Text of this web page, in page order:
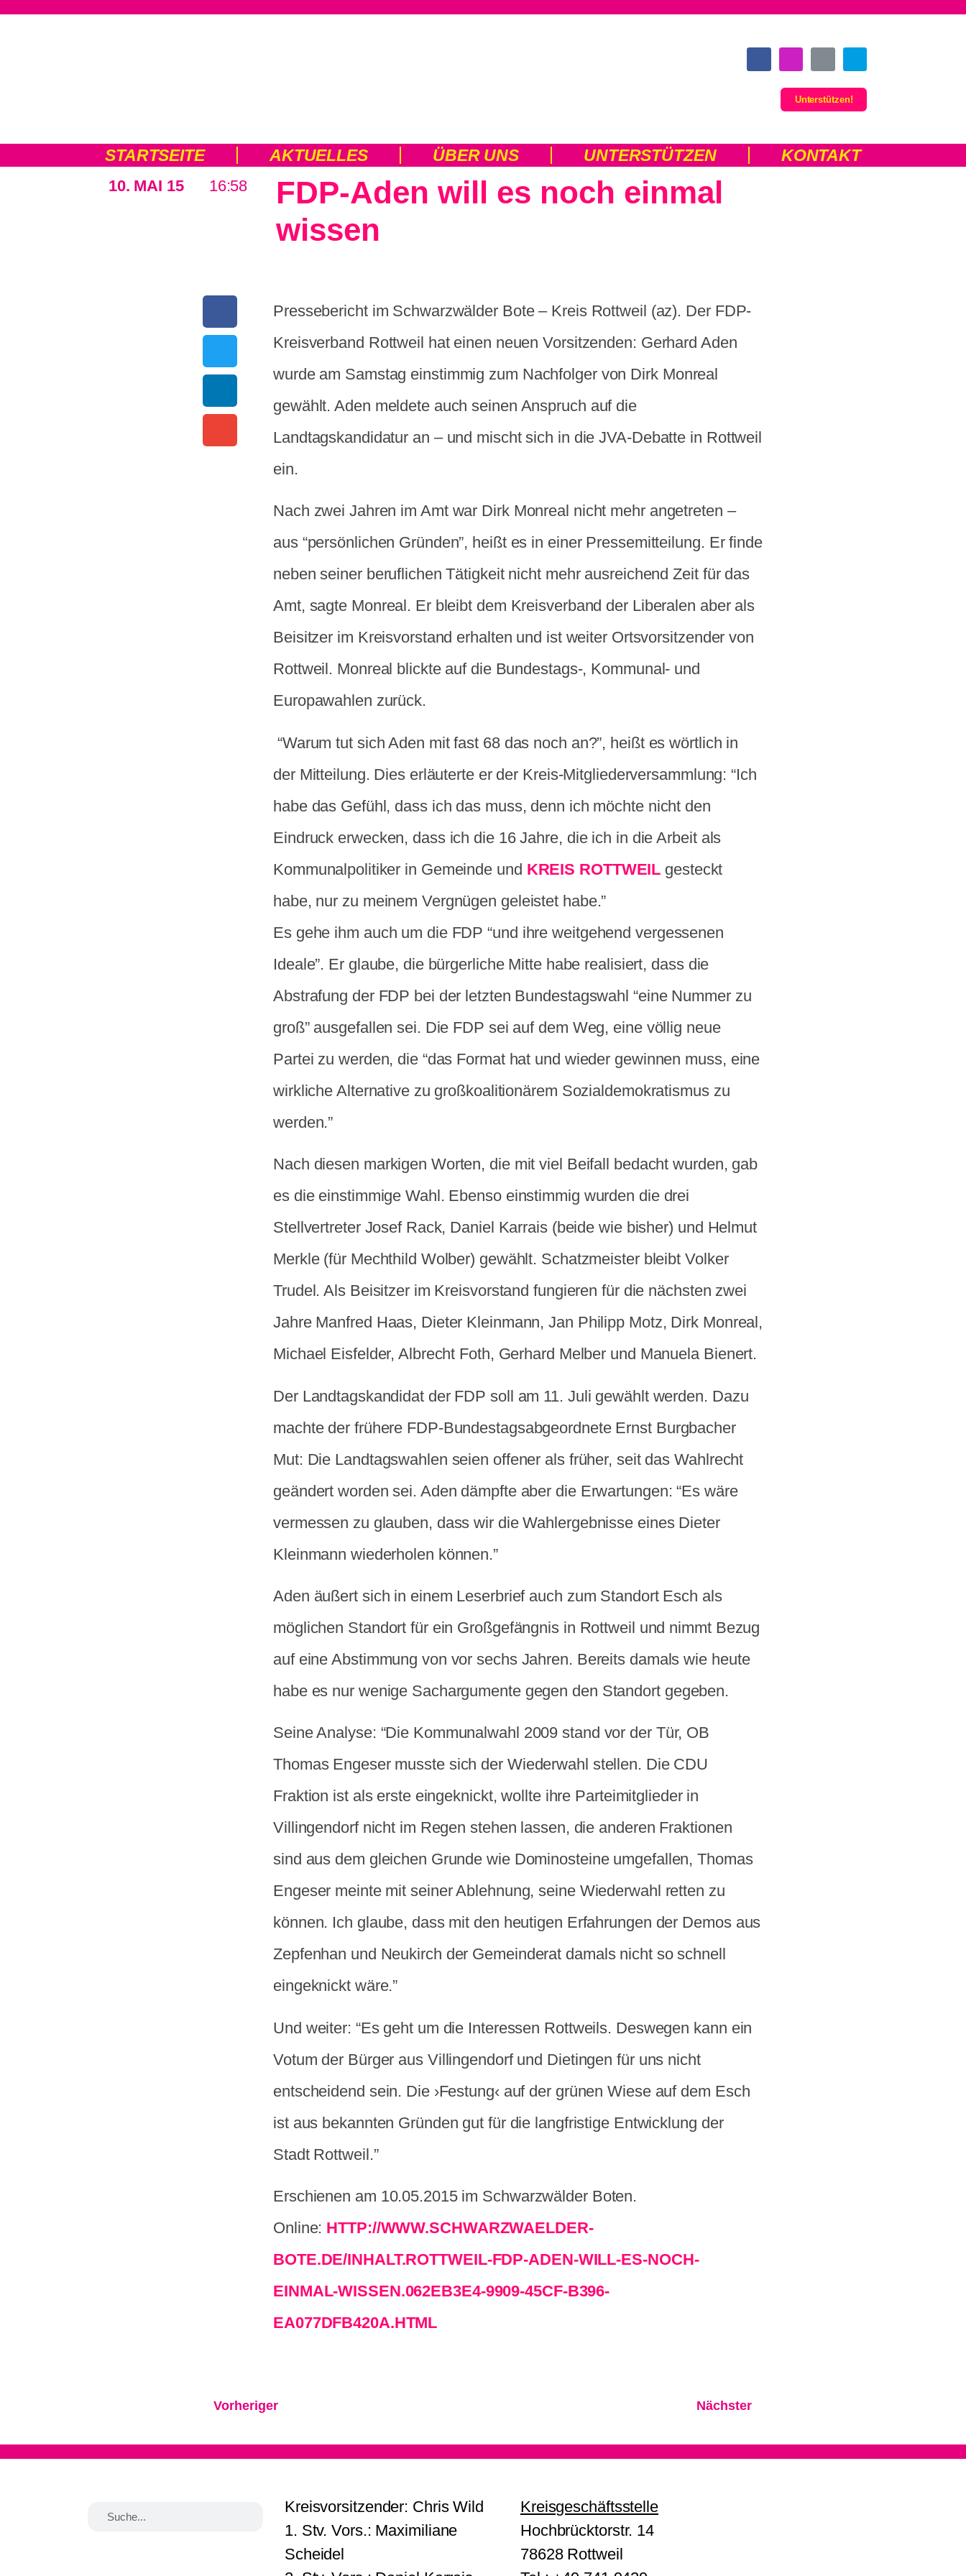
Unterstützen!
STARTSEITE AKTUELLES ÜBER UNS UNTERSTÜTZEN KONTAKT
10. MAI 15 16:58
FDP-Aden will es noch einmal
wissen
Pressebericht im Schwarzwälder Bote – Kreis Rottweil (az). Der FDP-
Kreisverband Rottweil hat einen neuen Vorsitzenden: Gerhard Aden
wurde am Samstag einstimmig zum Nachfolger von Dirk Monreal
gewählt. Aden meldete auch seinen Anspruch auf die
Landtagskandidatur an – und mischt sich in die JVA-Debatte in Rottweil
ein.
Nach zwei Jahren im Amt war Dirk Monreal nicht mehr angetreten –
aus “persönlichen Gründen”, heißt es in einer Pressemitteilung. Er finde
neben seiner beruflichen Tätigkeit nicht mehr ausreichend Zeit für das
Amt, sagte Monreal. Er bleibt dem Kreisverband der Liberalen aber als
Beisitzer im Kreisvorstand erhalten und ist weiter Ortsvorsitzender von
Rottweil. Monreal blickte auf die Bundestags-, Kommunal- und
Europawahlen zurück.
“Warum tut sich Aden mit fast 68 das noch an?”, heißt es wörtlich in
der Mitteilung. Dies erläuterte er der Kreis-Mitgliederversammlung: “Ich
habe das Gefühl, dass ich das muss, denn ich möchte nicht den
Eindruck erwecken, dass ich die 16 Jahre, die ich in die Arbeit als
Kommunalpolitiker in Gemeinde und KREIS ROTTWEIL gesteckt
habe, nur zu meinem Vergnügen geleistet habe.”
Es gehe ihm auch um die FDP “und ihre weitgehend vergessenen
Ideale”. Er glaube, die bürgerliche Mitte habe realisiert, dass die
Abstrafung der FDP bei der letzten Bundestagswahl “eine Nummer zu
groß” ausgefallen sei. Die FDP sei auf dem Weg, eine völlig neue
Partei zu werden, die “das Format hat und wieder gewinnen muss, eine
wirkliche Alternative zu großkoalitionärem Sozialdemokratismus zu
werden.”
Nach diesen markigen Worten, die mit viel Beifall bedacht wurden, gab
es die einstimmige Wahl. Ebenso einstimmig wurden die drei
Stellvertreter Josef Rack, Daniel Karrais (beide wie bisher) und Helmut
Merkle (für Mechthild Wolber) gewählt. Schatzmeister bleibt Volker
Trudel. Als Beisitzer im Kreisvorstand fungieren für die nächsten zwei
Jahre Manfred Haas, Dieter Kleinmann, Jan Philipp Motz, Dirk Monreal,
Michael Eisfelder, Albrecht Foth, Gerhard Melber und Manuela Bienert.
Der Landtagskandidat der FDP soll am 11. Juli gewählt werden. Dazu
machte der frühere FDP-Bundestagsabgeordnete Ernst Burgbacher
Mut: Die Landtagswahlen seien offener als früher, seit das Wahlrecht
geändert worden sei. Aden dämpfte aber die Erwartungen: “Es wäre
vermessen zu glauben, dass wir die Wahlergebnisse eines Dieter
Kleinmann wiederholen können.”
Aden äußert sich in einem Leserbrief auch zum Standort Esch als
möglichen Standort für ein Großgefängnis in Rottweil und nimmt Bezug
auf eine Abstimmung von vor sechs Jahren. Bereits damals wie heute
habe es nur wenige Sachargumente gegen den Standort gegeben.
Seine Analyse: “Die Kommunalwahl 2009 stand vor der Tür, OB
Thomas Engeser musste sich der Wiederwahl stellen. Die CDU
Fraktion ist als erste eingeknickt, wollte ihre Parteimitglieder in
Villingendorf nicht im Regen stehen lassen, die anderen Fraktionen
sind aus dem gleichen Grunde wie Dominosteine umgefallen, Thomas
Engeser meinte mit seiner Ablehnung, seine Wiederwahl retten zu
können. Ich glaube, dass mit den heutigen Erfahrungen der Demos aus
Zepfenhan und Neukirch der Gemeinderat damals nicht so schnell
eingeknickt wäre.”
Und weiter: “Es geht um die Interessen Rottweils. Deswegen kann ein
Votum der Bürger aus Villingendorf und Dietingen für uns nicht
entscheidend sein. Die ›Festung‹ auf der grünen Wiese auf dem Esch
ist aus bekannten Gründen gut für die langfristige Entwicklung der
Stadt Rottweil.”
Erschienen am 10.05.2015 im Schwarzwälder Boten.
Online: HTTP://WWW.SCHWARZWAELDER-
BOTE.DE/INHALT.ROTTWEIL-FDP-ADEN-WILL-ES-NOCH-
EINMAL-WISSEN.062EB3E4-9909-45CF-B396-
EA077DFB420A.HTML
Vorheriger Nächster
Kreisvorsitzender: Chris Wild
1. Stv. Vors.: Maximiliane
Scheidel
Kreisgeschäftsstelle
Hochbrücktorstr. 14
78628 Rottweil